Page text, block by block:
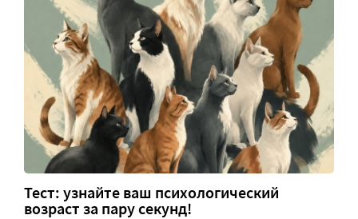
Тест: узнайте ваш психологический
возраст за пару секунд!